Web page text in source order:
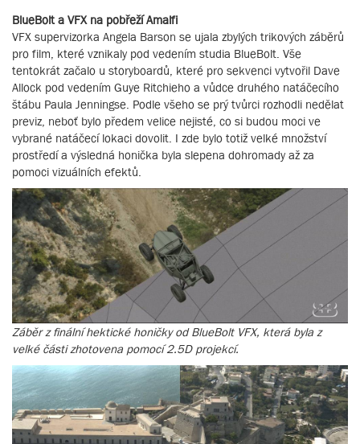
BlueBolt a VFX na pobřeží Amalfi
VFX supervizorka Angela Barson se ujala zbylých trikových záběrů
pro film, které vznikaly pod vedením studia BlueBolt. Vše
tentokrát začalo u storyboardů, které pro sekvenci vytvořil Dave
Allock pod vedením Guye Ritchieho a vůdce druhého natáčecího
štábu Paula Jenningse. Podle všeho se prý tvůrci rozhodli nedělat
previz, neboť bylo předem velice nejisté, co si budou moci ve
vybrané natáčecí lokaci dovolit. I zde bylo totiž velké množství
prostředí a výsledná honička byla slepena dohromady až za
pomoci vizuálních efektů.
Záběr z finální hektické honičky od BlueBolt VFX, která byla z
velké části zhotovena pomocí 2.5D projekcí.